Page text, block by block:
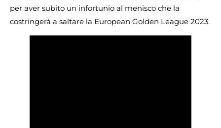
per aver subito un infortunio al menisco che la
costringerà a saltare la European Golden League 2023.